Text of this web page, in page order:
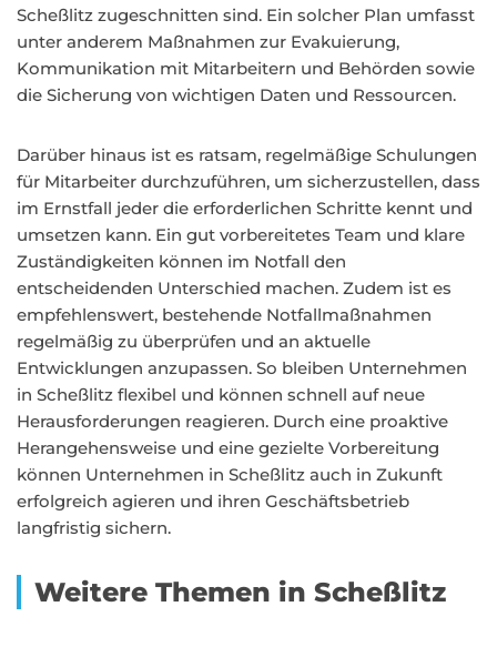
Scheßlitz zugeschnitten sind. Ein solcher Plan umfasst
unter anderem Maßnahmen zur Evakuierung,
Kommunikation mit Mitarbeitern und Behörden sowie
die Sicherung von wichtigen Daten und Ressourcen.
Darüber hinaus ist es ratsam, regelmäßige Schulungen
für Mitarbeiter durchzuführen, um sicherzustellen, dass
im Ernstfall jeder die erforderlichen Schritte kennt und
umsetzen kann. Ein gut vorbereitetes Team und klare
Zuständigkeiten können im Notfall den
entscheidenden Unterschied machen. Zudem ist es
empfehlenswert, bestehende Notfallmaßnahmen
regelmäßig zu überprüfen und an aktuelle
Entwicklungen anzupassen. So bleiben Unternehmen
in Scheßlitz flexibel und können schnell auf neue
Herausforderungen reagieren. Durch eine proaktive
Herangehensweise und eine gezielte Vorbereitung
können Unternehmen in Scheßlitz auch in Zukunft
erfolgreich agieren und ihren Geschäftsbetrieb
langfristig sichern.
Weitere Themen in Scheßlitz